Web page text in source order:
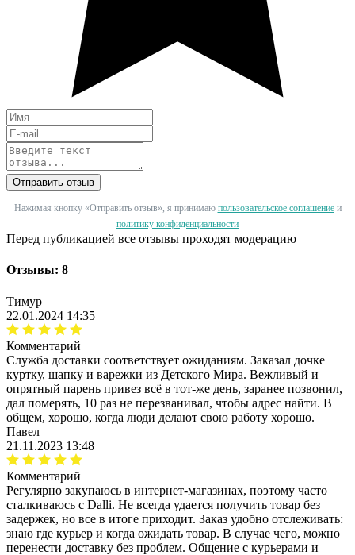
Отправить отзыв
Нажимая кнопку «Отправить отзыв», я принимаю пользовательское соглашениеи
политику конфиденциальности
Перед публикацией все отзывы проходят модерацию
Отзывы: 8
Тимур
22.01.2024 14:35
Комментарий
Служба доставки соответствует ожиданиям. Заказал дочке
куртку, шапку и варежки из Детского Мира. Вежливый и
опрятный парень привез всё в тот-же день, заранее позвонил,
дал померять, 10 раз не перезванивал, чтобы адрес найти. В
общем, хорошо, когда люди делают свою работу хорошо.
Павел
21.11.2023 13:48
Комментарий
Регулярно закупаюсь в интернет-магазинах, поэтому часто
сталкиваюсь с Dalli. Не всегда удается получить товар без
задержек, но все в итоге приходит. Заказ удобно отслеживать:
знаю где курьер и когда ожидать товар. В случае чего, можно
перенести доставку без проблем. Общение с курьерами и